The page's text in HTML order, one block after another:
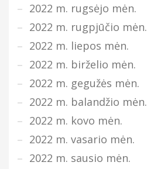
2022 m. rugsėjo mėn.
2022 m. rugpjūčio mėn.
2022 m. liepos mėn.
2022 m. birželio mėn.
2022 m. gegužės mėn.
2022 m. balandžio mėn.
2022 m. kovo mėn.
2022 m. vasario mėn.
2022 m. sausio mėn.